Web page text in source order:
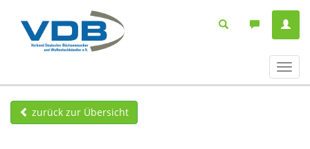
ein-/
zurück zur Übersicht